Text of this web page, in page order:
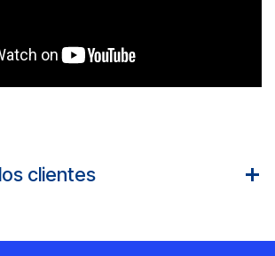
clientes